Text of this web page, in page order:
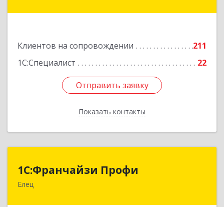
Клиентов на сопровождении
211
1С:Специалист
22
Отправить заявку
Показать контакты
Отправить заявку
Назад
1С:Франчайзи Профи
Елец
1С:Франчайзи Профи